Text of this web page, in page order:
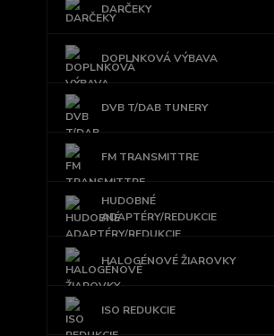
DARČEKY
DOPLNKOVÁ VÝBAVA
DVB T/DAB TUNERY
FM TRANSMITTRE
HUDOBNÉ
ADAPTÉRY/REDUKCIE
HALOGÉNOVÉ ŽIAROVKY
ISO REDUKCIE